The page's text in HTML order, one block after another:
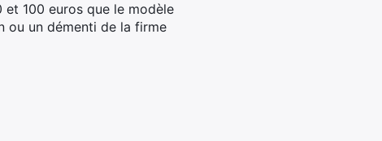
100 euros que le modèle
ou un démenti de la firme